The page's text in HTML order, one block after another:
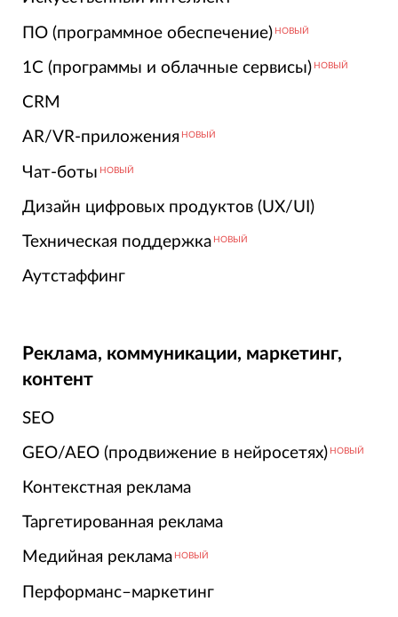
ПО (программное обеспечение) НОВЫЙ
1С (программы и облачные сервисы) НОВЫЙ
CRM
AR/VR-приложения НОВЫЙ
Чат-боты НОВЫЙ
Дизайн цифровых продуктов (UX/UI)
Техническая поддержка НОВЫЙ
Аутстаффинг
Реклама, коммуникации, маркетинг,
контент
SEO
GEO/AEO (продвижение в нейросетях) НОВЫЙ
Контекстная реклама
Таргетированная реклама
Медийная реклама НОВЫЙ
Перформанс–маркетинг